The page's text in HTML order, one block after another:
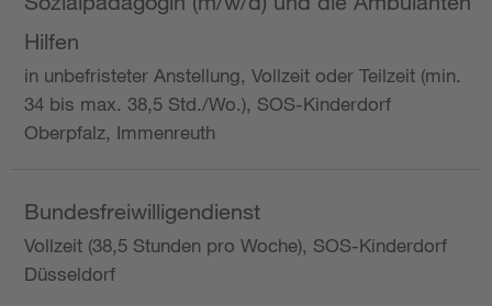
Hilfen
in unbefristeter Anstellung, Vollzeit oder Teilzeit (min.
34 bis max. 38,5 Std./Wo.), SOS-Kinderdorf
Oberpfalz, Immenreuth
Bundesfreiwilligendienst
Vollzeit (38,5 Stunden pro Woche), SOS-Kinderdorf
Düsseldorf